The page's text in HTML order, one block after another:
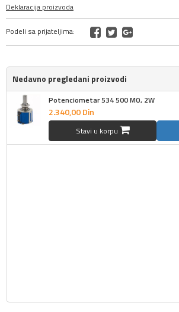
Deklaracija proizvoda
Podeli sa prijateljima:
Nedavno pregledani proizvodi
Potenciometar 534 500 MO, 2W
2.340,00Din
Stavi u korpu